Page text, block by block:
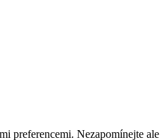
preferencemi. Nezapomínejte